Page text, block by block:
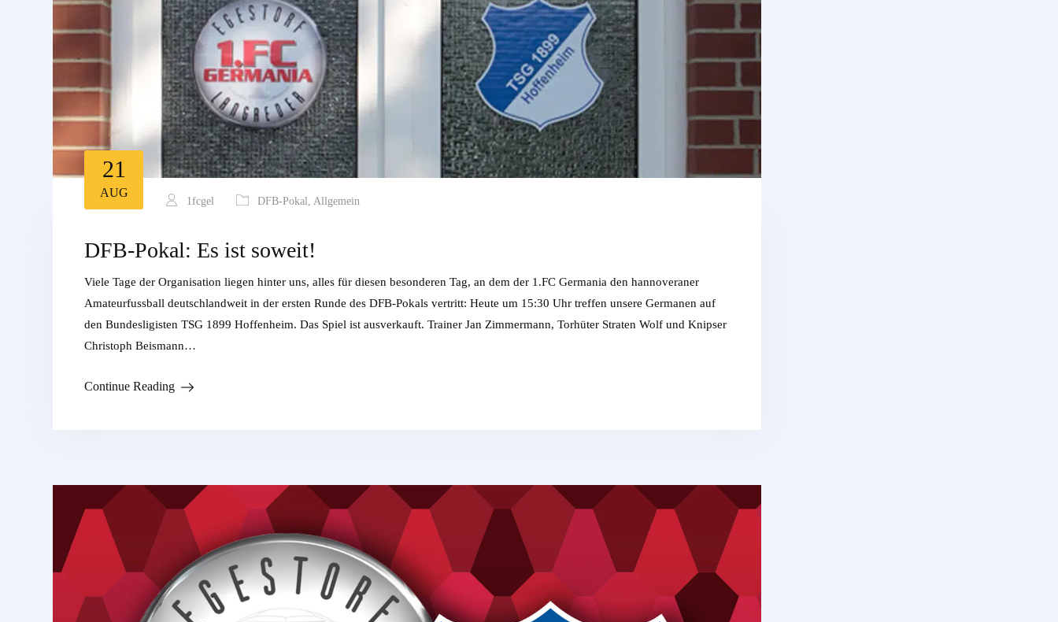
21
AUG
1fcgel DFB-Pokal, Allgemein
DFB-Pokal: Es ist soweit!
Viele Tage der Organisation liegen hinter uns, alles für diesen besonderen Tag, an dem der 1.FC Germania den hannoveraner
Amateurfussball deutschlandweit in der ersten Runde des DFB-Pokals vertritt: Heute um 15:30 Uhr treffen unsere Germanen auf
den Bundesligisten TSG 1899 Hoffenheim. Das Spiel ist ausverkauft. Trainer Jan Zimmermann, Torhüter Straten Wolf und Knipser
Christoph Beismann…
Continue Reading